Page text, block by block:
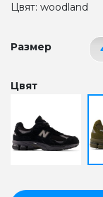
Цвят: woodland
Размер
Цвят